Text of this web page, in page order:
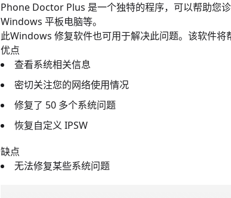
Phone Doctor Plus 是一个独特的程序，可以帮助您
Windows 平板电脑等。
此Windows 修复软件也可用于解决此问题。该软件将
优点
查看系统相关信息
密切关注您的网络使用情况
修复了 50 多个系统问题
恢复自定义 IPSW
缺点
无法修复某些系统问题